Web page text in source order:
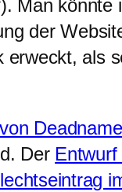
Man
der
als
Der